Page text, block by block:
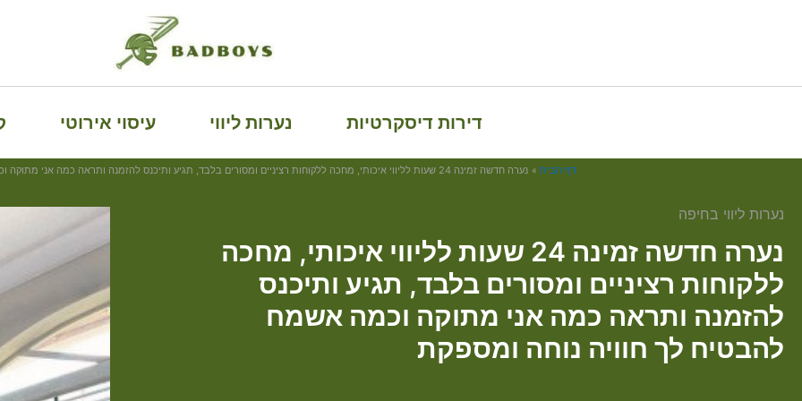
דירות דיסקרטיות נערות ליווי עיסוי אירוטי
דף הבית נערה חדשה זמינה 24 שעות לליווי איכותי, מחכה ללקוחות רציניים ומסורים בלבד, תגיע ותיכנס להזמנה ותראה כמה אני מתוקה וכמה אשמח להבטיח לך חוויה נוחה ומספקת
נערות ליווי בחיפה
נערה חדשה זמינה 24 שעות לליווי איכותי, מחכה
ללקוחות רציניים ומסורים בלבד, תגיע ותיכנס
להזמנה ותראה כמה אני מתוקה וכמה אשמח
להבטיח לך חוויה נוחה ומספקת